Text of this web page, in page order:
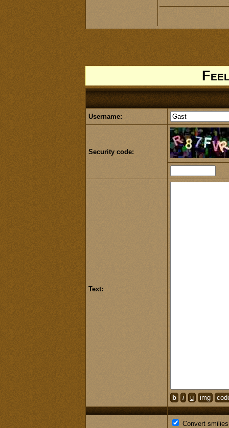
Username:
Security code:
Text:
b i u img
Convert